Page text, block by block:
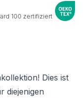
Dies ist
diejenigen
100 zertifiziert